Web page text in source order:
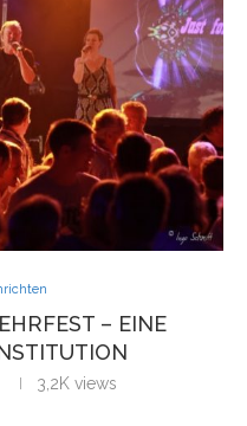
– EINE
3,2K views